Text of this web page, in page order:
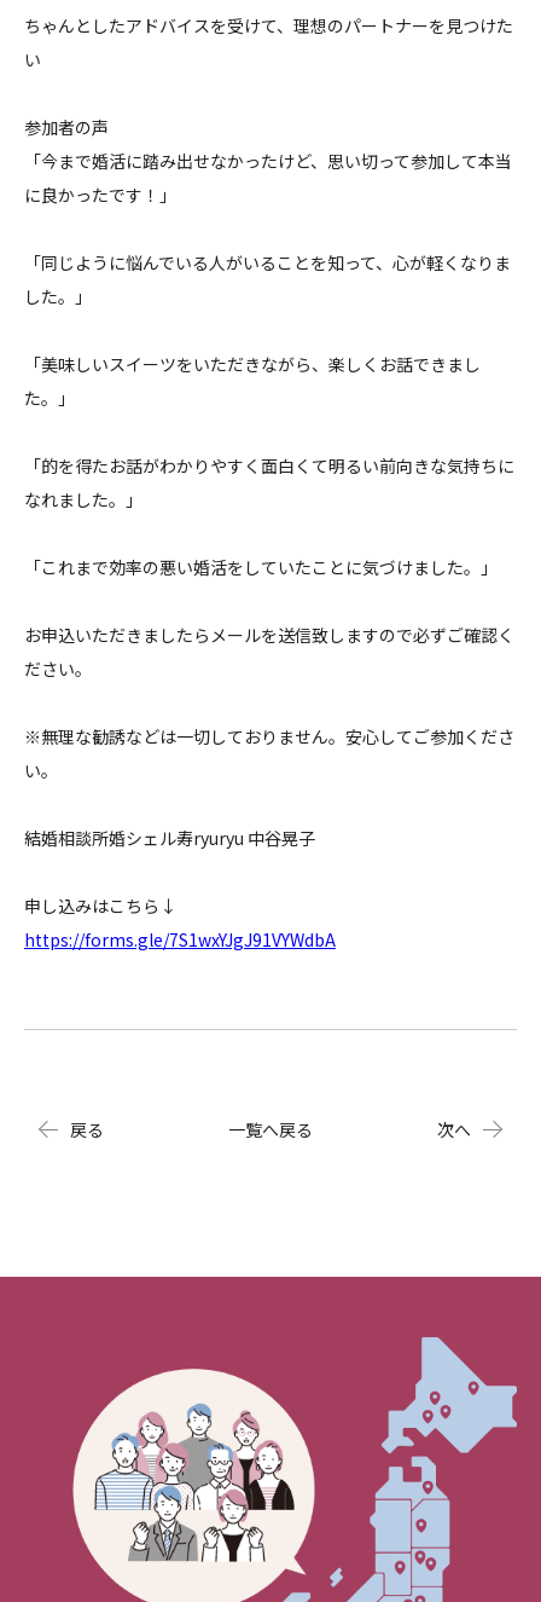
ちゃんとしたアドバイスを受けて、理想のパートナーを見つけた
い
参加者の声
「今まで婚活に踏み出せなかったけど、思い切って参加して本当
に良かったです！」
「同じように悩んでいる人がいることを知って、心が軽くなりま
した。」
「美味しいスイーツをいただきながら、楽しくお話できまし
た。」
「的を得たお話がわかりやすく面白くて明るい前向きな気持ちに
なれました。」
「これまで効率の悪い婚活をしていたことに気づけました。」
お申込いただきましたらメールを送信致しますので必ずご確認く
ださい。
※無理な勧誘などは一切しておりません。安心してご参加くださ
い。
結婚相談所婚シェル寿ryuryu 中谷晃子
申し込みはこちら↓
https://forms.gle/7S1wxYJgJ91VYWdbA
戻る 一覧へ戻る 次へ